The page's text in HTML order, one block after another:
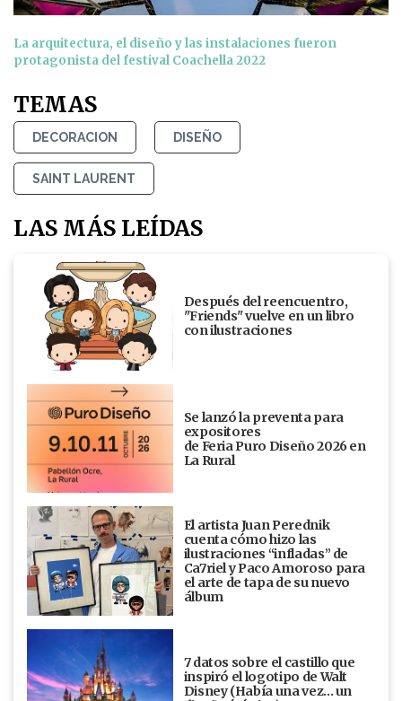
La arquitectura, el diseño y las instalaciones fueron
protagonista del festival Coachella 2022
TEMAS
DECORACION DISEÑO
SAINT LAURENT
LAS MÁS LEÍDAS
Después del reencuentro,
"Friends" vuelve en un libro
con ilustraciones
Se lanzó la preventa para
expositores
de Feria Puro Diseño 2026 en
La Rural
El artista Juan Perednik
cuenta cómo hizo las
ilustraciones “infladas” de
Ca7riel y Paco Amoroso para
el arte de tapa de su nuevo
álbum
7 datos sobre el castillo que
inspiró el logotipo de Walt
Disney (Había una vez... un